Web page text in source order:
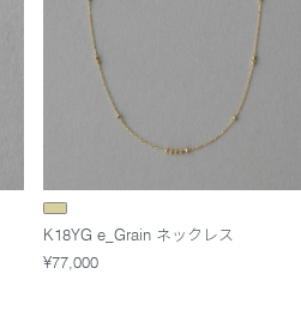
K18YG e_Grain ネックレス
¥77,000